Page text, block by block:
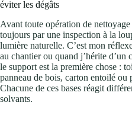
éviter les dégâts
Avant toute opération de
toujours par une inspection à la
lumière naturelle. C’est mon
au chantier ou quand j’hérite
le support est la première chose :
panneau de bois, carton entoilé ou
Chacune de ces bases réagit
solvants.